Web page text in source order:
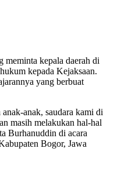
meminta kepala daerah di
kepada Kejaksaan.
yang berbuat
anak, saudara kami di
masih melakukan hal-hal
Burhanuddin di acara
Bogor, Jawa